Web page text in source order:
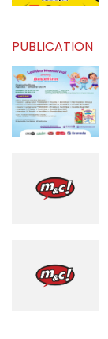
PUBLICATION